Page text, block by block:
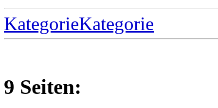
KategorieKategorie
9 Seiten: